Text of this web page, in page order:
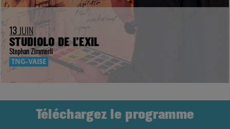
13 JUIN
STUDIOLO DE L’EXIL
Stephan Zimmerli
TNG-VAISE
Téléchargez le programme